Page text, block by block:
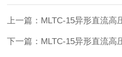
上一篇： MLTC-15异形直流高压试验
下一篇： MLTC-15异形直流高压试验